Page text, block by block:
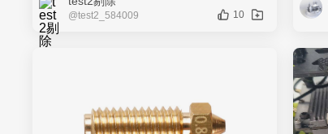
@test2_584009 10